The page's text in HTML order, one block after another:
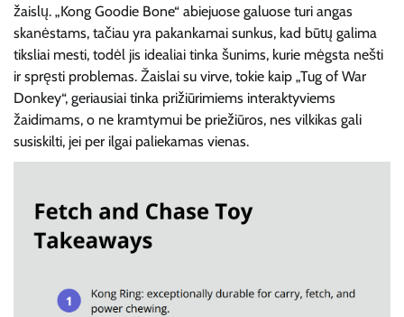
žaislų. „Kong Goodie Bone“ abiejuose galuose turi angas
skanėstams, tačiau yra pakankamai sunkus, kad būtų galima
tiksliai mesti, todėl jis idealiai tinka šunims, kurie mėgsta nešti
ir spręsti problemas. Žaislai su virve, tokie kaip „Tug of War
Donkey“, geriausiai tinka prižiūrimiems interaktyviems
žaidimams, o ne kramtymui be priežiūros, nes vilkikas gali
susiskilti, jei per ilgai paliekamas vienas.